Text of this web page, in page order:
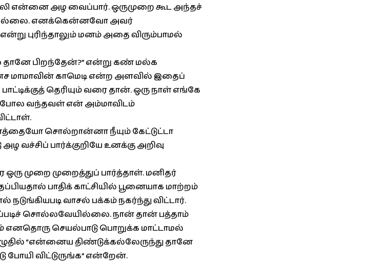
அழ வைப்பார். ஒருமுறை கூட அந்தச்
இல்லை. எனக்கென்னவோ அவர்
புரிந்தாலும் மனம் அதை விரும்பாமல்
பிறந்தேன்?” என்று கண் மல்க
காமெடி என்ற அளவில் இதைப்
பாட்டிக்குத் தெரியும் வரை தான். ஒரு நாள் எங்கே
போல வந்தவள் என் அம்மாவிடம்
சொல்றான்னா நீயும் கேட்டுட்டா
பார்க்குறியே உனக்கு அறிவு
முறை முறைத்துப் பார்த்தாள். மனிதர்
பாதிக் காட்சியில் பூனையாக மாற்றம்
வாசல் பக்கம் நகர்ந்து விட்டார்.
சொல்லவேயில்லை. நான் தான் பத்தாம்
எனதொரு செயல்பாடு பொறுக்க மாட்டாமல்
“என்னைய திண்டுக்கல்லேருந்து தானே
போயி விட்டுருங்க” என்றேன்.